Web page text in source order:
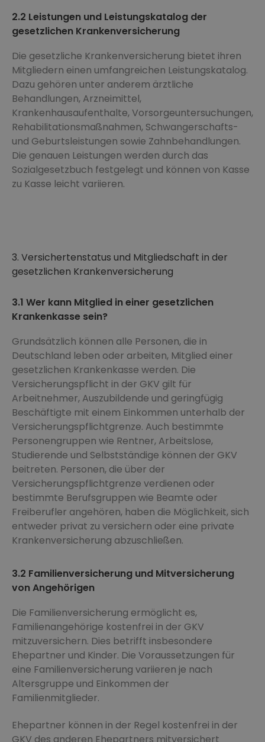
2.2 Leistungen und Leistungskatalog der
gesetzlichen Krankenversicherung
Die gesetzliche Krankenversicherung bietet ihren
Mitgliedern einen umfangreichen Leistungskatalog.
Dazu gehören unter anderem ärztliche
Behandlungen, Arzneimittel,
Krankenhausaufenthalte, Vorsorgeuntersuchungen,
Rehabilitationsmaßnahmen, Schwangerschafts-
und Geburtsleistungen sowie Zahnbehandlungen.
Die genauen Leistungen werden durch das
Sozialgesetzbuch festgelegt und können von Kasse
zu Kasse leicht variieren.
3. Versichertenstatus und Mitgliedschaft in der
gesetzlichen Krankenversicherung
3.1 Wer kann Mitglied in einer gesetzlichen
Krankenkasse sein?
Grundsätzlich können alle Personen, die in
Deutschland leben oder arbeiten, Mitglied einer
gesetzlichen Krankenkasse werden. Die
Versicherungspflicht in der GKV gilt für
Arbeitnehmer, Auszubildende und geringfügig
Beschäftigte mit einem Einkommen unterhalb der
Versicherungspflichtgrenze. Auch bestimmte
Personengruppen wie Rentner, Arbeitslose,
Studierende und Selbstständige können der GKV
beitreten. Personen, die über der
Versicherungspflichtgrenze verdienen oder
bestimmte Berufsgruppen wie Beamte oder
Freiberufler angehören, haben die Möglichkeit, sich
entweder privat zu versichern oder eine private
Krankenversicherung abzuschließen.
3.2 Familienversicherung und Mitversicherung
von Angehörigen
Die Familienversicherung ermöglicht es,
Familienangehörige kostenfrei in der GKV
mitzuversichern. Dies betrifft insbesondere
Ehepartner und Kinder. Die Voraussetzungen für
eine Familienversicherung variieren je nach
Altersgruppe und Einkommen der
Familienmitglieder.
Ehepartner können in der Regel kostenfrei in der